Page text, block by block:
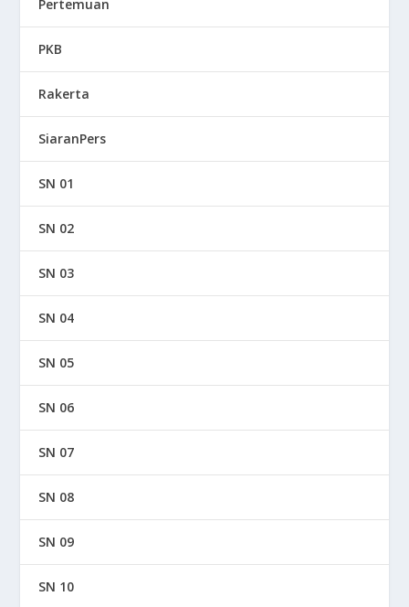
Pertemuan
PKB
Rakerta
SiaranPers
SN 01
SN 02
SN 03
SN 04
SN 05
SN 06
SN 07
SN 08
SN 09
SN 10